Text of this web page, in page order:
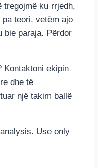
tregojmë ku rrjedh,
teori, vetëm ajo
bie paraja. Përdor
Kontaktoni ekipin
dhe të
një takim ballë
Use only